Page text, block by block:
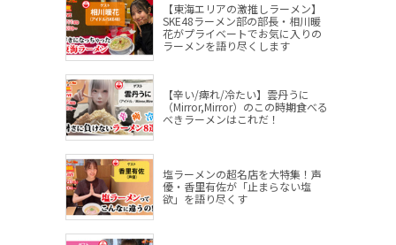
【東海エリアの激推しラーメン】
SKE48ラーメン部の部長・相川暖
花がプライベートでお気に入りの
ラーメンを語り尽くします
【辛い/痺れ/冷たい】雲丹うに
（Mirror,Mirror）のこの時期食べる
べきラーメンはこれだ！
塩ラーメンの超名店を大特集！声
優・香里有佐が「止まらない塩
欲」を語り尽くす